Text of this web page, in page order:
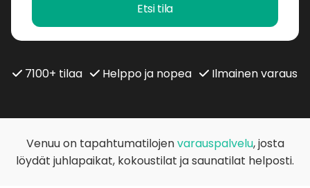
Etsi tila
7100+ tilaa Helppo ja nopea Ilmainen varaus
Venuu on tapahtumatilojenvarauspalvelu, josta
löydät juhlapaikat, kokoustilat ja saunatilat helposti.